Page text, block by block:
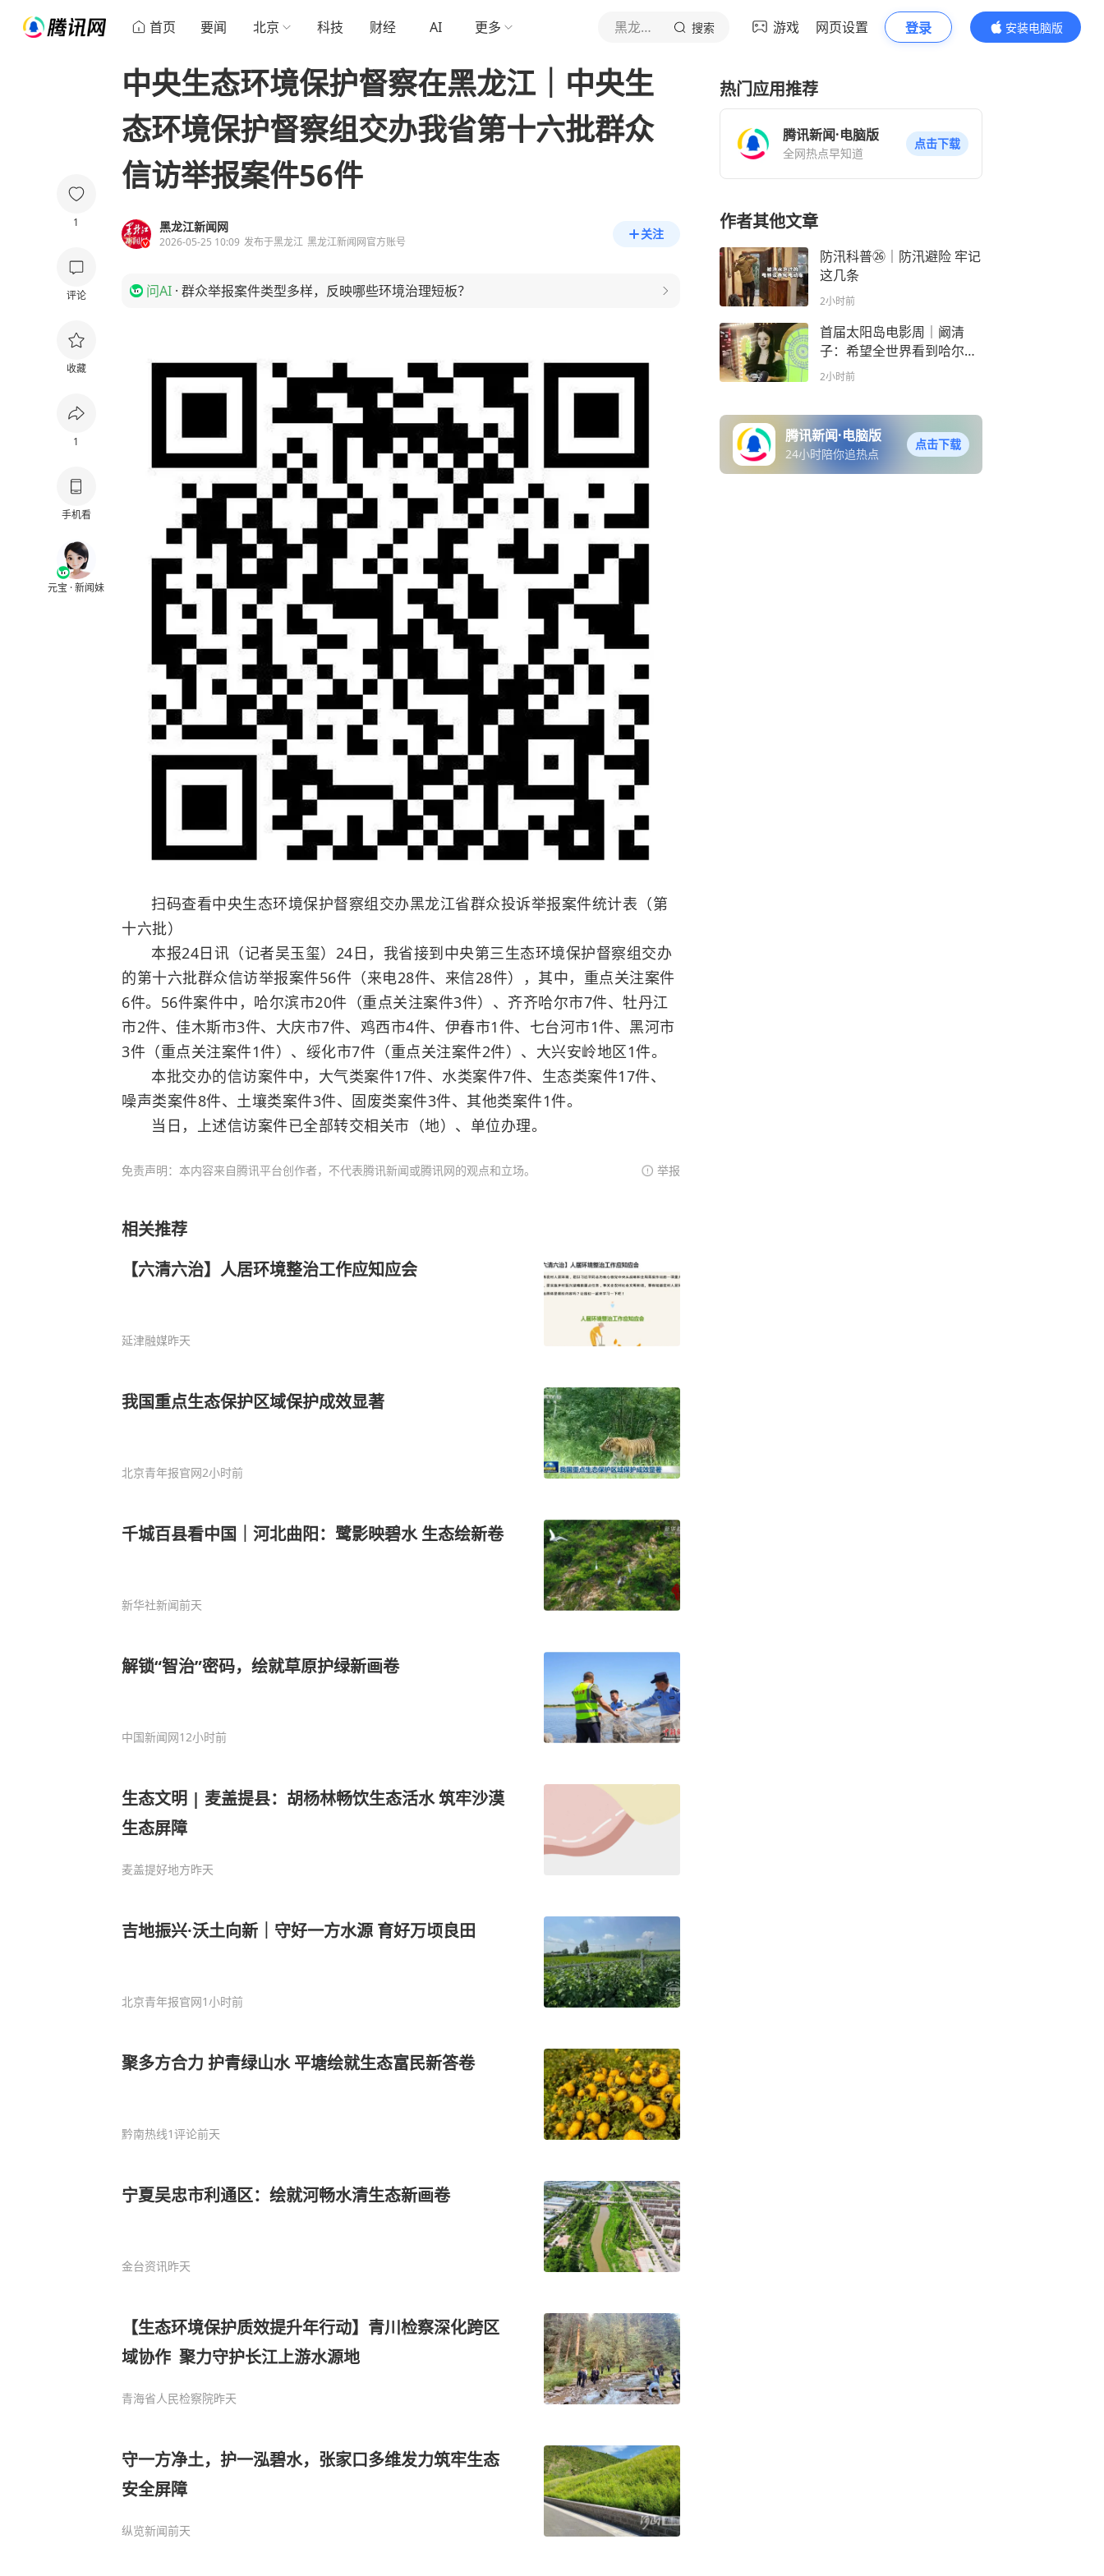
首页 要闻 北京 科技 财经 AI 更多 黑龙江新闻网 搜索 游戏 网页设置 登录
安装电脑版
内容更精彩
1
评论
收藏
1
手机看
元宝 · 新闻妹
中央生态环境保护督察在黑龙江｜中央生
态环境保护督察组交办我省第十六批群众
信访举报案件56件
黑龙江新闻网
2026-05-25 10:09 发布于黑龙江 黑龙江新闻网官方账号
关注
问AI · 群众举报案件类型多样，反映哪些环境治理短板？
扫码查看中央生态环境保护督察组交办黑龙江省群众投诉举报案件统计表（第
十六批）
本报24日讯（记者吴玉玺） 24日，我省接到中央第三生态环境保护督察组交办
的第十六批群众信访举报案件56件（来电28件、来信28件），其中，重点关注案件
6件。56件案件中，哈尔滨市20件（重点关注案件3件）、齐齐哈尔市7件、牡丹江
市2件、佳木斯市3件、大庆市7件、鸡西市4件、伊春市1件、七台河市1件、黑河市
3件（重点关注案件1件）、绥化市7件（重点关注案件2件）、大兴安岭地区1件。
本批交办的信访案件中，大气类案件17件、水类案件7件、生态类案件17件、
噪声类案件8件、土壤类案件3件、固废类案件3件、其他类案件1件。
当日，上述信访案件已全部转交相关市（地）、单位办理。
免责声明：本内容来自腾讯平台创作者，不代表腾讯新闻或腾讯网的观点和立场。 举报
相关推荐
【六清六治】人居环境整治工作应知应会
延津融媒昨天
我国重点生态保护区域保护成效显著
北京青年报官网2小时前
千城百县看中国｜河北曲阳：鹭影映碧水 生态绘新卷
新华社新闻前天
解锁“智治”密码，绘就草原护绿新画卷
中国新闻网12小时前
生态文明 | 麦盖提县：胡杨林畅饮生态活水 筑牢沙漠
生态屏障
麦盖提好地方昨天
吉地振兴·沃土向新｜守好一方水源 育好万顷良田
北京青年报官网1小时前
聚多方合力 护青绿山水 平塘绘就生态富民新答卷
黔南热线1评论前天
宁夏吴忠市利通区：绘就河畅水清生态新画卷
金台资讯昨天
【生态环境保护质效提升年行动】青川检察深化跨区
域协作 聚力守护长江上游水源地
青海省人民检察院昨天
守一方净土，护一泓碧水，张家口多维发力筑牢生态
安全屏障
纵览新闻前天
热门应用推荐
腾讯新闻·电脑版
全网热点早知道
点击下载
作者其他文章
防汛科普㉖｜防汛避险 牢记
这几条
2小时前
首届太阳岛电影周｜阚清
子：希望全世界看到哈尔滨
的闪光点
2小时前
腾讯新闻·电脑版
24小时陪你追热点
点击下载